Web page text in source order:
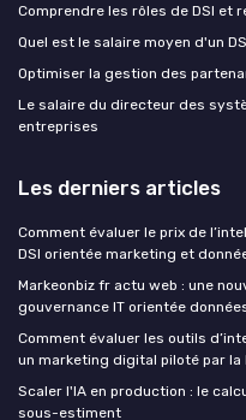
Comprendre les rôles de DSI et
Quel est le salaire moyen d'un
Optimiser la gestion des
Le salaire du directeur des
entreprises
Les derniers articles
Comment évaluer le prix de
DSI orientée marketing et
Markeonbiz fr actu web : une
gouvernance IT orientée
Comment évaluer les outils
un marketing digital piloté par la
Scaler l'IA en production : le
sous-estiment